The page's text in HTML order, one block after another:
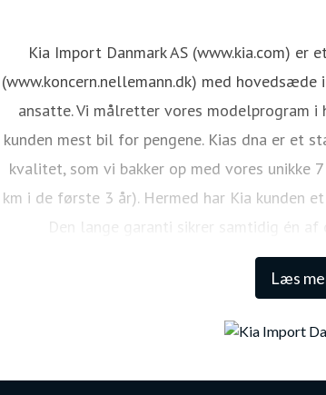
Læs
Kia Import Danmark AS (www.kia.com) er
(www.koncern.nellemann.dk) med
ansatte. Vi målretter vores modelprogram
kunden mest bil for pengene. Kias dna er et
kvalitet, som vi bakker op med vores unikke
km i de første 3 år). Hermed har Kia kunden
Den lange garanti sikrer samtidig én